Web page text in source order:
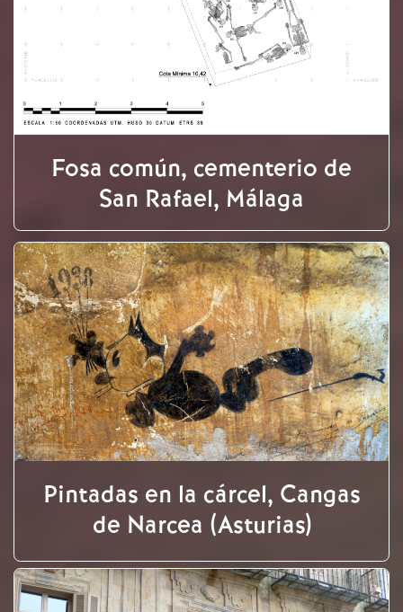
Fosa común, cementerio de
San Rafael, Málaga
Pintadas en la cárcel, Cangas
de Narcea (Asturias)